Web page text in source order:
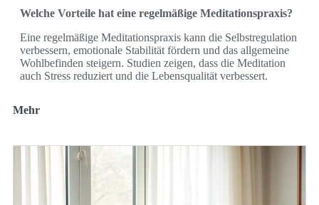
Welche Vorteile hat eine regelmäßige Meditationspraxis?
Eine regelmäßige Meditationspraxis kann die Selbstregulation
verbessern, emotionale Stabilität fördern und das allgemeine
Wohlbefinden steigern. Studien zeigen, dass die Meditation
auch Stress reduziert und die Lebensqualität verbessert.
Mehr